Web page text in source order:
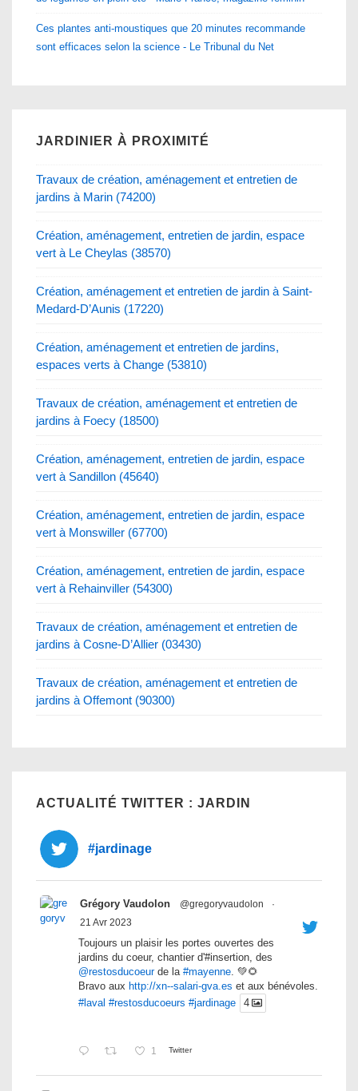
Ces plantes anti-moustiques que 20 minutes recommande
sont efficaces selon la science - Le Tribunal du Net
JARDINIER À PROXIMITÉ
Travaux de création, aménagement et entretien de
jardins à Marin (74200)
Création, aménagement, entretien de jardin, espace
vert à Le Cheylas (38570)
Création, aménagement et entretien de jardin à Saint-
Medard-D’Aunis (17220)
Création, aménagement et entretien de jardins,
espaces verts à Change (53810)
Travaux de création, aménagement et entretien de
jardins à Foecy (18500)
Création, aménagement, entretien de jardin, espace
vert à Sandillon (45640)
Création, aménagement, entretien de jardin, espace
vert à Monswiller (67700)
Création, aménagement, entretien de jardin, espace
vert à Rehainviller (54300)
Travaux de création, aménagement et entretien de
jardins à Cosne-D’Allier (03430)
Travaux de création, aménagement et entretien de
jardins à Offemont (90300)
ACTUALITÉ TWITTER : JARDIN
#jardinage
Grégory Vaudolon @gregoryvaudolon
·
21 Avr 2023
Toujours un plaisir les portes ouvertes des
jardins du coeur, chantier d'#insertion, des
@restosducoeurde la #mayenne. 💚🌻
Bravo aux http://xn--salari-gva.es et aux bénévoles.
#laval #restosducoeurs #jardinage 4
1 Twitter